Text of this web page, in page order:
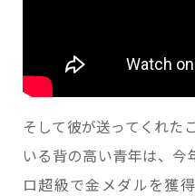
そして彼が送ってくれた
いる背の高い青年は、
ロ超級で金メダルを獲